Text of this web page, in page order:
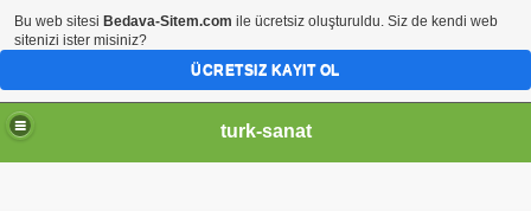
turk-sanat
Bu web sitesi Bedava-Sitem.com ile ücretsiz oluşturuldu. Siz de kendi web
sitenizi ister misiniz?
ÜCRETSIZ KAYIT OL